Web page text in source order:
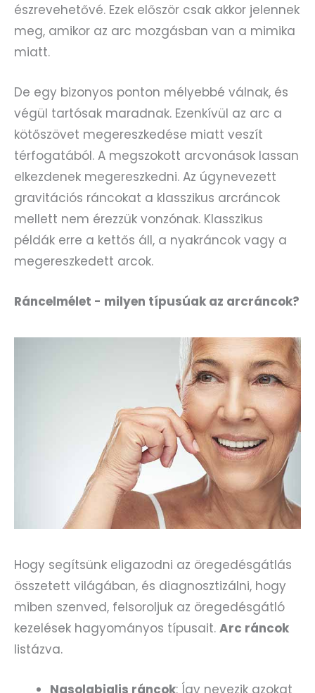
észrevehetővé. Ezek először csak akkor jelennek
meg, amikor az arc mozgásban van a mimika
miatt.
De egy bizonyos ponton mélyebbé válnak, és
végül tartósak maradnak. Ezenkívül az arc a
kötőszövet megereszkedése miatt veszít
térfogatából. A megszokott arcvonások lassan
elkezdenek megereszkedni. Az úgynevezett
gravitációs ráncokat a klasszikus arcráncok
mellett nem érezzük vonzónak. Klasszikus
példák erre a kettős áll, a nyakráncok vagy a
megereszkedett arcok.
Ráncelmélet - milyen típusúak az arcráncok?
Hogy segítsünk eligazodni az öregedésgátlás
összetett világában, és diagnosztizálni, hogy
miben szenved, felsoroljuk az öregedésgátló
kezelések hagyományos típusait. Arc ráncok
listázva.
Nasolabialis ráncok: Így nevezik azokat